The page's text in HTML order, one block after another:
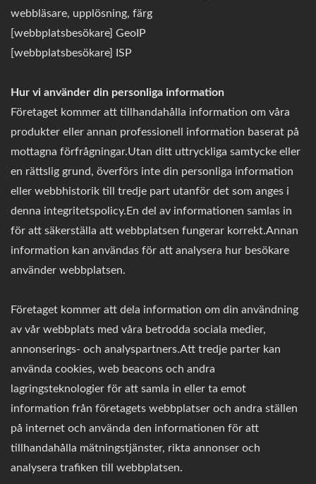
webbläsare, upplösning, färg
[webbplatsbesökare] GeoIP
[webbplatsbesökare] ISP
Hur vi använder din personliga information
Företaget kommer att tillhandahålla information om våra
produkter eller annan professionell information baserat på
mottagna förfrågningar.Utan ditt uttryckliga samtycke eller
en rättslig grund, överförs inte din personliga information
eller webbhistorik till tredje part utanför det som anges i
denna integritetspolicy.En del av informationen samlas in
för att säkerställa att webbplatsen fungerar korrekt.Annan
information kan användas för att analysera hur besökare
använder webbplatsen.
Företaget kommer att dela information om din användning
av vår webbplats med våra betrodda sociala medier,
annonserings- och analyspartners.Att tredje parter kan
använda cookies, web beacons och andra
lagringsteknologier för att samla in eller ta emot
information från företagets webbplatser och andra ställen
på internet och använda den informationen för att
tillhandahålla mätningstjänster, rikta annonser och
analysera trafiken till webbplatsen.